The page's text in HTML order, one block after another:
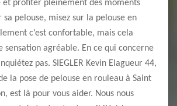
et profiter pleinement des moments
sa pelouse, misez sur la pelouse en
c’est confortable, mais cela
sensation agréable. En ce qui concerne
pas. SIEGLER Kevin Elagueur 44,
la pose de pelouse en rouleau à Saint
est là pour vous aider. Nous nous